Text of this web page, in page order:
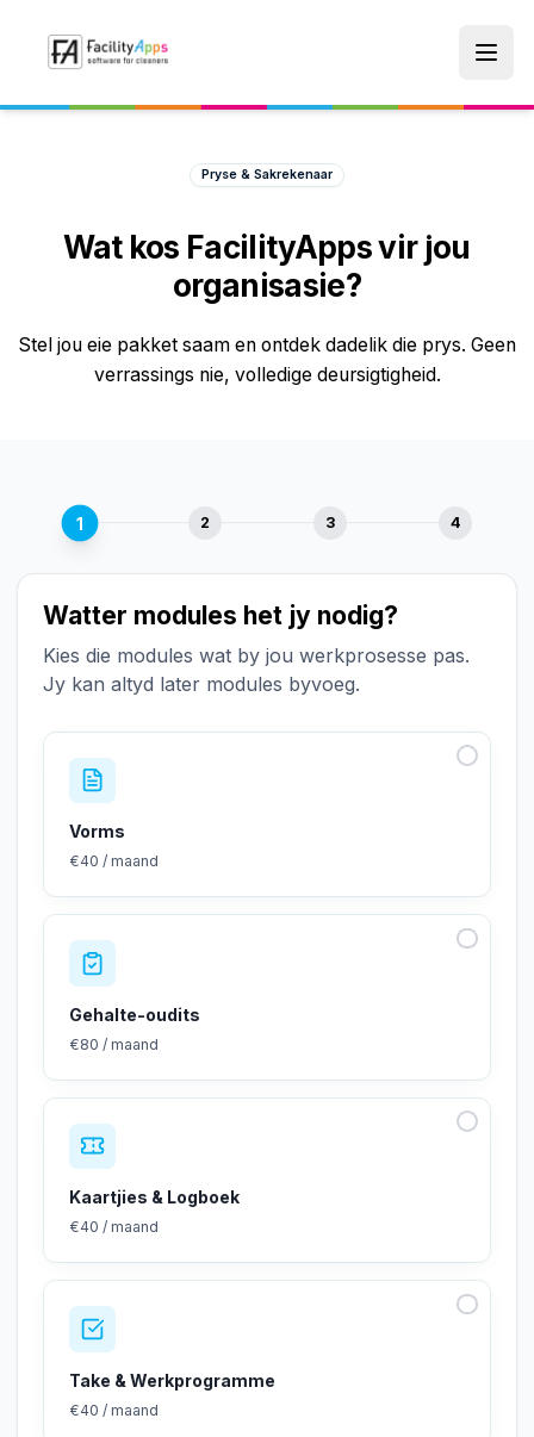
Pryse & Sakrekenaar
Wat kos FacilityApps vir jou
organisasie?
Stel jou eie pakket saam en ontdek dadelik die prys. Geen
verrassings nie, volledige deursigtigheid.
1 2 3 4
Watter modules het jy nodig?
Kies die modules wat by jou werkprosesse pas.
Jy kan altyd later modules byvoeg.
Vorms
€40 / maand
Gehalte-oudits
€80 / maand
Kaartjies & Logboek
€40 / maand
Take & Werkprogramme
€40 / maand